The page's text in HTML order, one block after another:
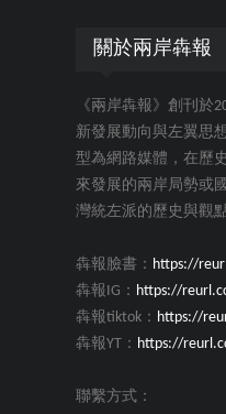
關於兩岸犇報
《兩岸犇報》創刊於
新發展動向與左翼思
型為網路媒體，在歷
來發展的兩岸局勢或
灣統左派的歷史與觀點
犇報臉書： https://
犇報IG： https://
犇報tiktok： https://
犇報YT： https://
聯繫方式：